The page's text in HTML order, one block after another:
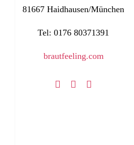
81667 Haidhausen/München
Tel: 0176 80371391
brautfeeling.com